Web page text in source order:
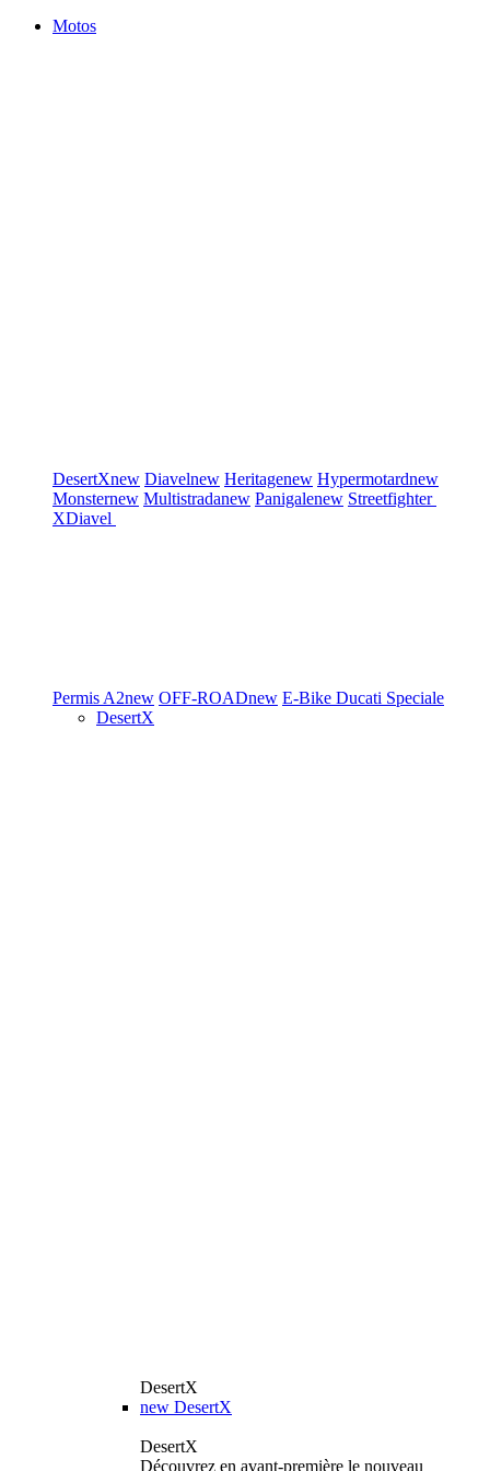
Motos
DesertXnew Diavelnew Heritagenew Hypermotardnew
Monsternew Multistradanew Panigalenew Streetfighter
XDiavel
Permis A2new OFF-ROADnew E-Bike Ducati Speciale
DesertX
DesertX
new DesertX
DesertX
Découvrez en avant-première le nouveau